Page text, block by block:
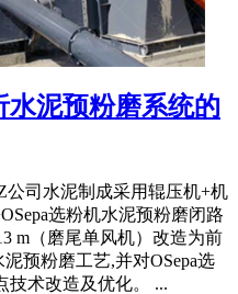
水泥预粉磨系统的
公司水泥制成采用辊压机+机
选粉机水泥预粉磨闭路
m（磨尾单风机）改造为前
预粉磨工艺,并对OSepa选
技术改造及优化。 ...